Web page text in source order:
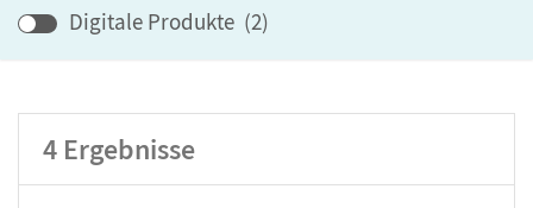
Klassenstufe
Digitale Produkte (2)
4 Ergebnisse